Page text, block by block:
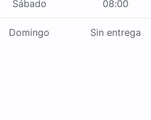
Sábado 08:00
Domingo Sin entrega